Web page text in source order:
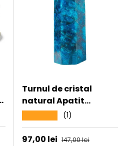
Turnul de cristal
natural Apatit
Albastru 9-10 cm -
Bagheta de vindecare
naturala cu 6 fete
(1)
Preț de vânzare
97,00 lei Preț obișnuit
147,00 lei